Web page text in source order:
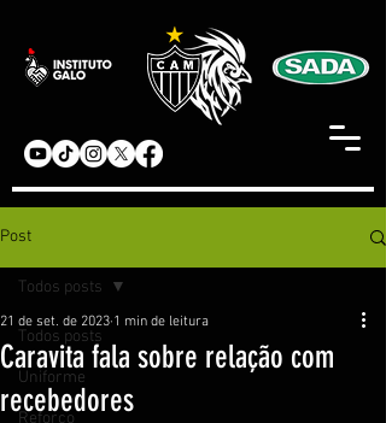
Post
Todos posts
Uniforme
Reforço
Todos posts
Caravita fala sobre relação com
recebedores
21 de set. de 2023 1 min de leitura